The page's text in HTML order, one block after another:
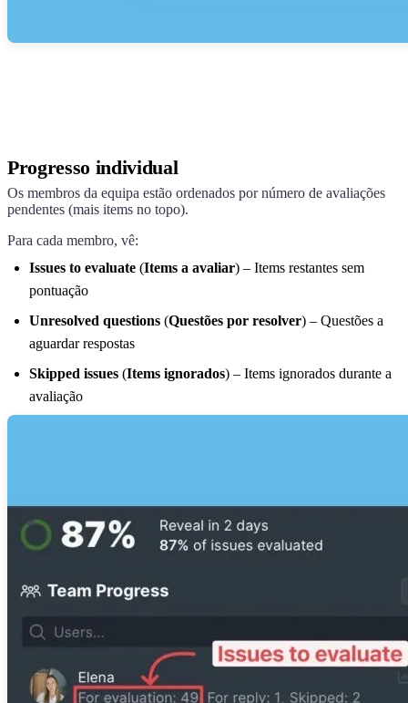
Progresso individual
Os membros da equipa estão ordenados por número de avaliações
pendentes (mais items no topo).
Para cada membro, vê:
Issues to evaluate (Items a avaliar) – Items restantes sem
pontuação
Unresolved questions (Questões por resolver) – Questões a
aguardar respostas
Skipped issues (Items ignorados) – Items ignorados durante a
avaliação